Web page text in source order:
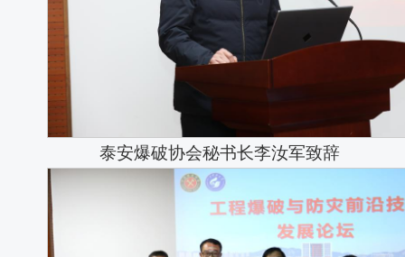
泰安爆破协会秘书长李汝军致辞